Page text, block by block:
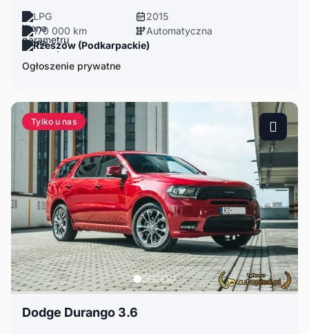
LPG
2015
170 000 km
Automatyczna
Rzeszów (Podkarpackie)
Ogłoszenie prywatne
Tylko u nas
Dodge Durango 3.6